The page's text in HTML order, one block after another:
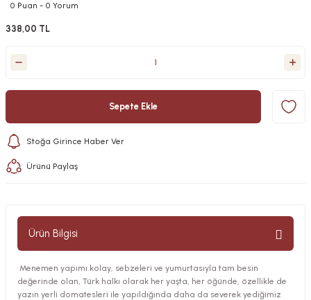
0 Puan - 0 Yorum
338,00 TL
Sepete Ekle
Stoğa Girince Haber Ver
Ürünü Paylaş
Ürün Bilgisi
Menemen yapımı kolay, sebzeleri ve yumurtasıyla tam besin
değerinde olan, Türk halkı olarak her yaşta, her öğünde, özellikle de
yazın yerli domatesleri ile yapıldığında daha da severek yediğimiz